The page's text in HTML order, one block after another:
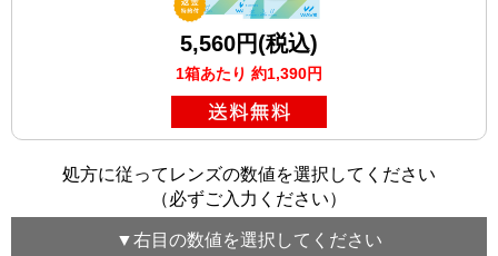
5,560円(税込)
1箱あたり 約1,390円
処方に従ってレンズの数値を選択してください
（必ずご入力ください）
▼右目 の数値を選択してください